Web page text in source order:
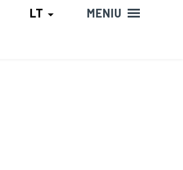
LT arrow_drop_down MENIU